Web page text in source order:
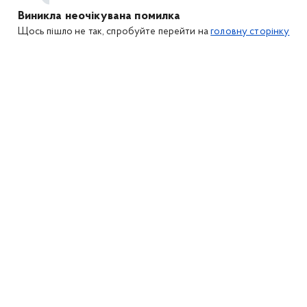
Виникла неочікувана помилка
Щось пішло не так, спробуйте перейти наголовну сторінку